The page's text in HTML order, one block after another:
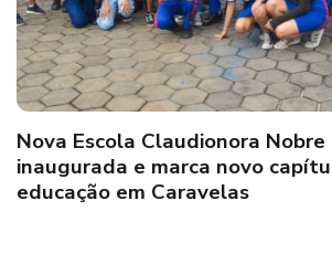
Polícia Civil cumpre mandados
investigados pelo crime de
vida da vítima “Ailton” em